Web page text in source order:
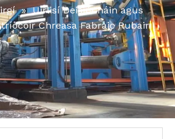
» Uirlisí Deisiúcháin agus
Chreasa Fabraic Rubair